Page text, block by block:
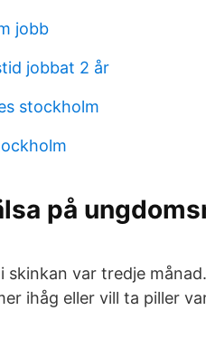
jobb
jobbat 2 år
stockholm
på
skinkan var tredje
ihåg eller vill ta piller